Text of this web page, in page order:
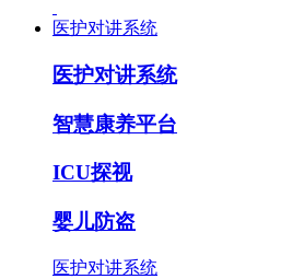
医护对讲系统
医护对讲系统
智慧康养平台
ICU探视
婴儿防盗
医护对讲系统